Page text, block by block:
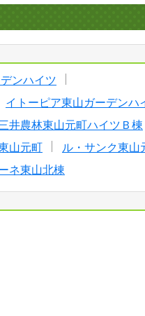
ンハイツ
イトーピア東山ガーデンハ
井農林東山元町ハイツＢ棟
山元町
ル・サンク東山
ネ東山北棟